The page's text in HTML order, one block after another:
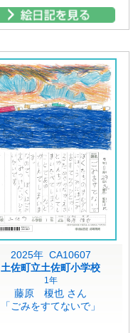
2025年 CA10607
土佐町立土佐町小学校
1年
藤原 榎也 さん
「ごみをすてないで」